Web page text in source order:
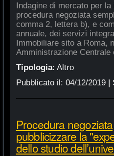
Indagine di mercato per
procedura negoziata
comma 2, lettera b), e
annuale, dei servizi
Immobiliare sito a Roma,
Amministrazione Centrale
Tipologia: Altro
Pubblicato il: 04/12/2019|
Procedura
pubblicizzare la
dello studio